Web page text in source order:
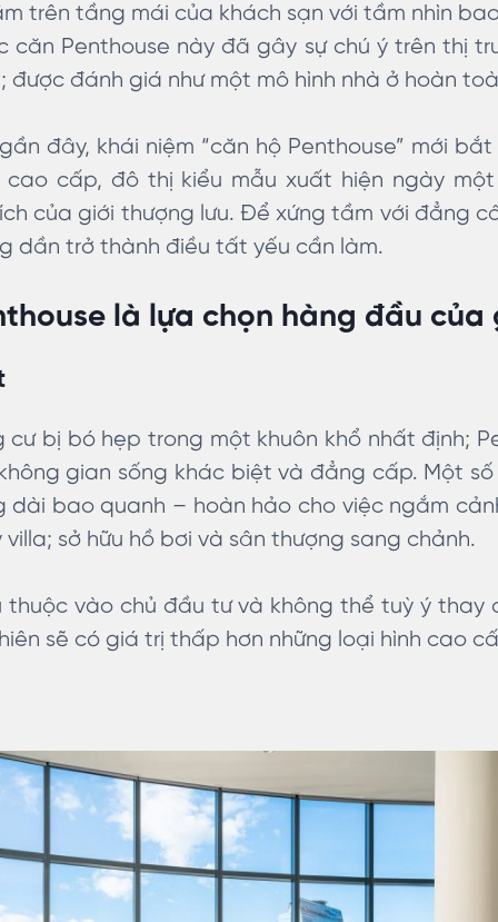
trên tầng mái của khách sạn với tầm nhìn
căn Penthouse này đã gây sự chú ý trên thị
được đánh giá như một mô hình nhà ở hoàn
đây, khái niệm “căn hộ Penthouse” mới
cấp, đô thị kiểu mẫu xuất hiện ngày một
của giới thượng lưu. Để xứng tầm với đẳng
dần trở thành điều tất yếu cần làm.
là lựa chọn hàng đầu
cư bị bó hẹp trong một khuôn khổ nhất định;
gian sống khác biệt và đẳng cấp. Một
dài bao quanh – hoàn hảo cho việc ngắm
sở hữu hồ bơi và sân thượng sang chảnh.
vào chủ đầu tư và không thể tuỳ ý thay
sẽ có giá trị thấp hơn những loại hình cao